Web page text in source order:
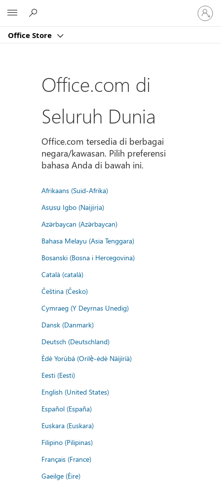
Office Store
Masuk
ke
akun
Office.com di
Seluruh Dunia
Office.com tersedia di berbagai
negara/kawasan. Pilih preferensi
bahasa Anda di bawah ini.
Afrikaans (Suid-Afrika)
Asụsụ Igbo (Naịjịrịa)
Azərbaycan (Azərbaycan)
Bahasa Melayu (Asia Tenggara)
Bosanski (Bosna i Hercegovina)
Català (català)
Čeština (Česko)
Cymraeg (Y Deyrnas Unedig)
Dansk (Danmark)
Deutsch (Deutschland)
Èdè Yorùbá (Orilẹ̀-èdè Nàìjíríà)
Eesti (Eesti)
English (United States)
Español (España)
Euskara (Euskara)
Filipino (Pilipinas)
Français (France)
Gaeilge (Éire)